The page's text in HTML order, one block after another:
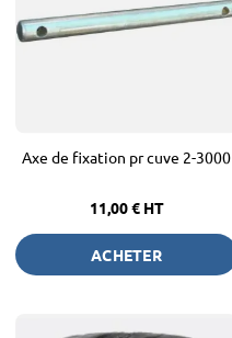
Axe de fixation pr cuve 2-3000
11,00 € HT
ACHETER